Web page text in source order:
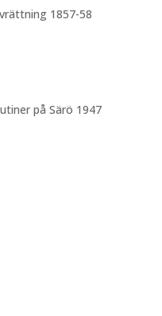
1857-58
på Särö 1947